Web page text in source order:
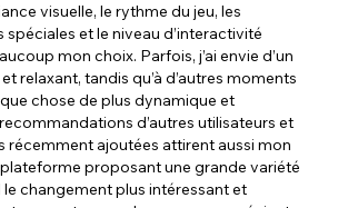
visuelle, le rythme du jeu, les
et le niveau d’interactivité
mon choix. Parfois, j’ai envie d’un
relaxant, tandis qu’à d’autres moments
chose de plus dynamique et
d’autres utilisateurs et
récemment ajoutées attirent aussi mon
proposant une grande variété
le changement plus intéressant et